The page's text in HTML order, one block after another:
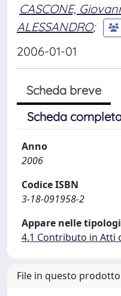
CASCONE,
ALESSANDRO;
2006-01-01
Scheda breve
Scheda
Anno
2006
Codice ISBN
3-18-091958-2
Appare nelle
4.1 Contributo in Atti
File in questo